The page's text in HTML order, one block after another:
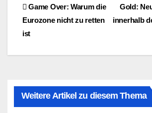
Gold:
innerhalb
Game Over: Warum die
Eurozone nicht zu retten
ist
Weitere Artikel zu diesem Thema